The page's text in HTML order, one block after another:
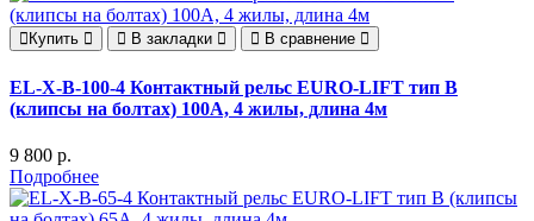
Купить В закладки В сравнение
EL-X-B-100-4 Контактный рельс EURO-LIFT тип B
(клипсы на болтах) 100А, 4 жилы, длина 4м
9 800 р.
Подробнее